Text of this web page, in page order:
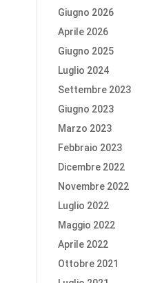
Giugno 2026
Aprile 2026
Giugno 2025
Luglio 2024
Settembre 2023
Giugno 2023
Marzo 2023
Febbraio 2023
Dicembre 2022
Novembre 2022
Luglio 2022
Maggio 2022
Aprile 2022
Ottobre 2021